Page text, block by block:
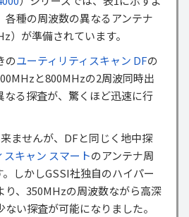
各種の周波数の異なるアンテナ
）が準備されています。
のユーティリティスキャン DFの
と800MHzの2周波同時出
なる探査が、驚くほど迅速に行
ませんが、DFと同じく地中探
スキャン スマートのアンテナ周
しかしGSSI社独自のハイパー
り、350MHzの周波数ながら高深
い探査が可能になりました。